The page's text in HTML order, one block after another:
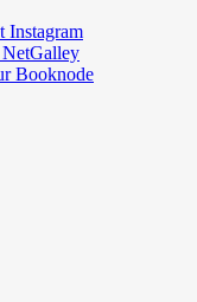
Instagram
NetGalley
Booknode